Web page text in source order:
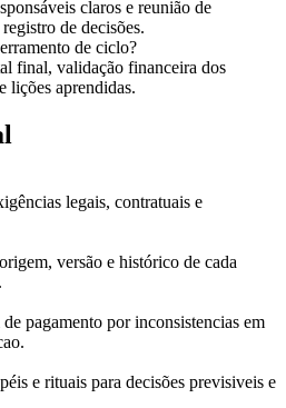
claros e reunião de
de decisões.
de ciclo?
final, validação financeira dos
lições aprendidas.
legais, contratuais e
versão e histórico de cada
pagamento por inconsistencias em
e rituais para decisões previsiveis e